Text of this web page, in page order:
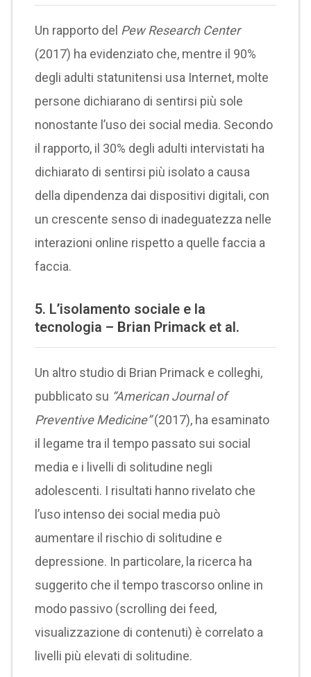
Un rapporto del Pew Research Center
(2017) ha evidenziato che, mentre il 90%
degli adulti statunitensi usa Internet, molte
persone dichiarano di sentirsi più sole
nonostante l’uso dei social media. Secondo
il rapporto, il 30% degli adulti intervistati ha
dichiarato di sentirsi più isolato a causa
della dipendenza dai dispositivi digitali, con
un crescente senso di inadeguatezza nelle
interazioni online rispetto a quelle faccia a
faccia.
5. L’isolamento sociale e la
tecnologia – Brian Primack et al.
Un altro studio di Brian Primack e colleghi,
pubblicato su “American Journal of
Preventive Medicine”(2017), ha esaminato
il legame tra il tempo passato sui social
media e i livelli di solitudine negli
adolescenti. I risultati hanno rivelato che
l’uso intenso dei social media può
aumentare il rischio di solitudine e
depressione. In particolare, la ricerca ha
suggerito che il tempo trascorso online in
modo passivo (scrolling dei feed,
visualizzazione di contenuti) è correlato a
livelli più elevati di solitudine.